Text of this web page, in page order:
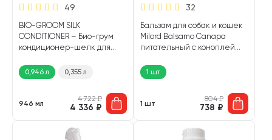
49
BIO-GROOM SILK
CONDITIONER – Био-грум
кондиционер-шелк для
0,946 л 0,355 л
946 мл
4 722₽
4 336 ₽
32
Бальзам для собак и кошек
Milord Balsamo Canapa
питательный с коноплей
1 шт
1 шт
804₽
738 ₽